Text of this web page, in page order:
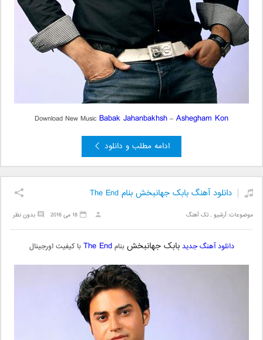
Download New MusicBabak Jahanbakhsh– Ashegham Kon
ادامه مطلب و دانلود
دانلود آهنگ بابک جهانبخش بنام The End
موضوعات:آرشیو ,تک آهنگ بدون نظر 18 می 2016
دانلود آهنگ جدید بابک جهانبخشبنامThe Endبا کیفیت اورجینال